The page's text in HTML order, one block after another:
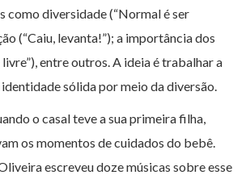
como diversidade (“Normal é ser
(“Caiu, levanta!”); a importância dos
entre outros. A ideia é trabalhar a
sólida por meio da diversão.
o casal teve a sua primeira filha,
os momentos de cuidados do bebê.
escreveu doze músicas sobre esse